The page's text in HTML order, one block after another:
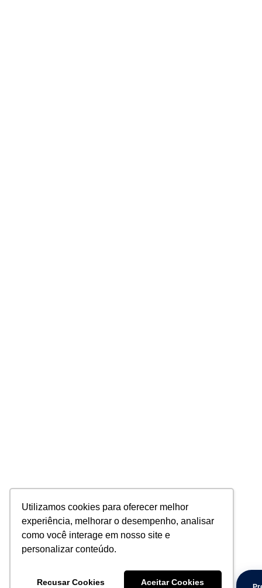
Utilizamos cookies para oferecer melhor
experiência, melhorar o desempenho, analisar
como você interage em nosso site e
personalizar conteúdo.
Recusar Cookies Aceitar Cookies